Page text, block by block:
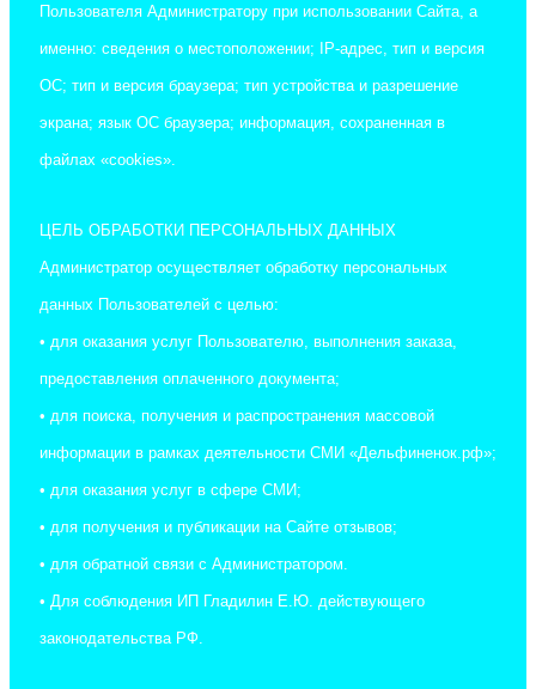
Пользователя Администратору при использовании Сайта, а
именно: сведения о местоположении; IP-адрес, тип и версия
ОС; тип и версия браузера; тип устройства и разрешение
экрана; язык ОС браузера; информация, сохраненная в
файлах «cookies».
ЦЕЛЬ ОБРАБОТКИ ПЕРСОНАЛЬНЫХ ДАННЫХ
Администратор осуществляет обработку персональных
данных Пользователей с целью:
• для оказания услуг Пользователю, выполнения заказа,
предоставления оплаченного документа;
• для поиска, получения и распространения массовой
информации в рамках деятельности СМИ «Дельфиненок.рф»;
• для оказания услуг в сфере СМИ;
• для получения и публикации на Сайте отзывов;
• для обратной связи с Администратором.
• Для соблюдения ИП Гладилин Е.Ю. действующего
законодательства РФ.